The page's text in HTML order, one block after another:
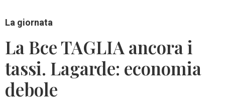
La giornata
La Bce TAGLIA ancora i
tassi. Lagarde: economia
debole